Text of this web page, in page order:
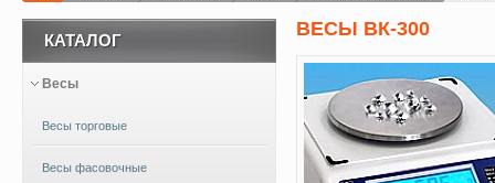
ВЕСЫ ВК-300
КАТАЛОГ
Весы
Весы торговые
Весы фасовочные